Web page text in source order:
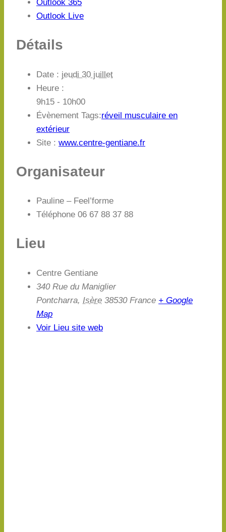
Outlook 365
Outlook Live
Détails
Date : jeudi 30 juillet
Heure :
9h15 - 10h00
Évènement Tags:réveil musculaire en
extérieur
Site : www.centre-gentiane.fr
Organisateur
Pauline – Feel’forme
Téléphone 06 67 88 37 88
Lieu
Centre Gentiane
340 Rue du Maniglier
Pontcharra, Isère 38530 France + Google
Map
Voir Lieu site web